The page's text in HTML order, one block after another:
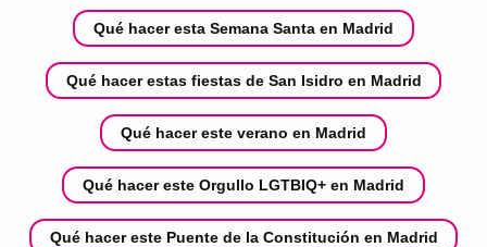
Qué hacer esta Semana Santa en Madrid
Qué hacer estas fiestas de San Isidro en Madrid
Qué hacer este verano en Madrid
Qué hacer este Orgullo LGTBIQ+ en Madrid
Qué hacer este Puente de la Constitución en Madrid